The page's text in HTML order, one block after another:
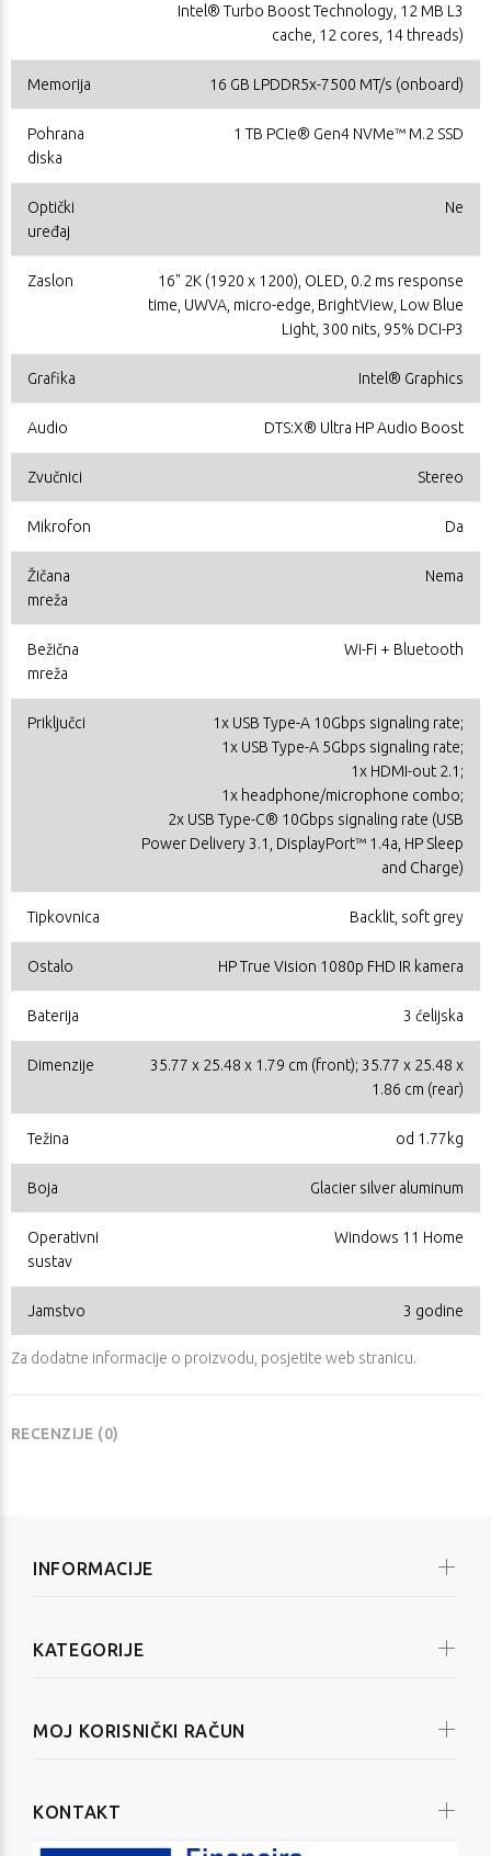
Intel® Turbo Boost Technology, 12 MB L3
cache, 12 cores, 14 threads)
Memorija 16 GB LPDDR5x-7500 MT/s (onboard)
Pohrana
diska
1 TB PCIe® Gen4 NVMe™ M.2 SSD
Optički
uređaj
Ne
Zaslon
16" 2K (1920 x 1200), OLED, 0.2 ms response
time, UWVA, micro-edge, BrightView, Low Blue
Light, 300 nits, 95% DCI-P3
Grafika Intel® Graphics
Audio DTS:X® Ultra HP Audio Boost
Zvučnici Stereo
Mikrofon Da
Žičana
mreža
Nema
Bežična
mreža
Wi-Fi + Bluetooth
Priključci
1x USB Type-A 10Gbps signaling rate;
1x USB Type-A 5Gbps signaling rate;
1x HDMI-out 2.1;
1x headphone/microphone combo;
2x USB Type-C® 10Gbps signaling rate (USB
Power Delivery 3.1, DisplayPort™ 1.4a, HP Sleep
and Charge)
Tipkovnica Backlit, soft grey
Ostalo HP True Vision 1080p FHD IR kamera
Baterija 3 ćelijska
Dimenzije
35.77 x 25.48 x 1.79 cm (front); 35.77 x 25.48 x
1.86 cm (rear)
Težina od 1.77kg
Boja Glacier silver aluminum
Operativni
sustav
Windows 11 Home
Jamstvo 3 godine
Za dodatne informacije o proizvodu, posjetite web stranicu.
RECENZIJE (0)
INFORMACIJE
KATEGORIJE
MOJ KORISNIČKI RAČUN
KONTAKT